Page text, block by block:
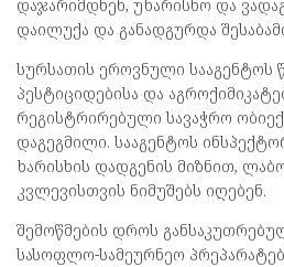
დაჯარიმდნენ, უხარისხო და
დაილუქა და განადგურდა
სურსათის ეროვნული სააგენტოს
პესტიციდებისა და
რეგისტრირებული სავაჭრო
დაგეგმილი. სააგენტოს
ხარისხის დადგენის მიზნით,
კვლევისთვის ნიმუშებს იღებენ.
შემოწმების დროს
სასოფლო-სამეურნეო